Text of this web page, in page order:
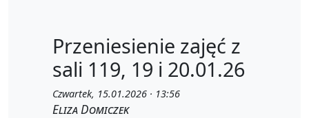
Przeniesienie zajęć z
sali 119, 19 i 20.01.26
Czwartek, 15.01.2026 · 13:56
Eliza Domiczek